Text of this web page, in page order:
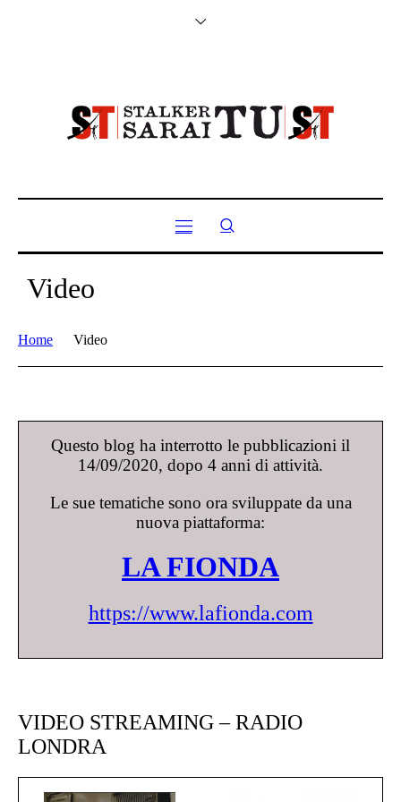
Video
Home Video
Questo blog ha interrotto le pubblicazioni il
14/09/2020, dopo 4 anni di attività.
Le sue tematiche sono ora sviluppate da una
nuova piattaforma:
LA FIONDA
https://www.lafionda.com
VIDEO STREAMING – RADIO
LONDRA